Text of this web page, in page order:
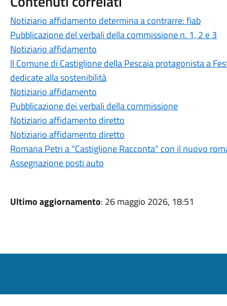
Notiziario affidamento determina a contrarre: fiab
Pubblicazione del verbali della commissione n. 1, 2 e 3
Notiziario affidamento
Il Comune di Castiglione della Pescaia protagonista a
dedicate alla sostenibilità
Notiziario affidamento
Pubblicazione dei verbali della commissione
Notiziario affidamento diretto
Notiziario affidamento diretto
Romana Petri a "Castiglione Racconta" con il nuovo
Assegnazione posti auto
Ultimo aggiornamento: 26 maggio 2026, 18:51